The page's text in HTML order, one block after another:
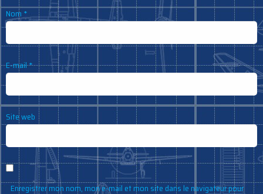
Nom *
E-mail*
Site web
Enregistrer mon nom, mon e-mail et mon site dans le navigateur pour